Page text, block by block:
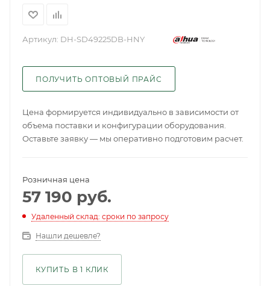
Артикул: DH-SD49225DB-HNY
ПОЛУЧИТЬ ОПТОВЫЙ ПРАЙС
Цена формируется индивидуально в зависимости от
объема поставки и конфигурации оборудования.
Оставьте заявку — мы оперативно подготовим расчет.
Розничная цена
57 190 руб.
Удаленный склад: сроки по запросу
Нашли дешевле?
КУПИТЬ В 1 КЛИК